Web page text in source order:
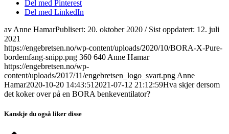
Del med Pinterest
Del med LinkedIn
av Anne HamarPublisert: 20. oktober 2020 / Sist oppdatert: 12. juli
2021
https://engebretsen.no/wp-content/uploads/2020/10/BORA-X-Pure-
bordemfang-snipp.png 360 640 Anne Hamar
https://engebretsen.no/wp-
content/uploads/2017/11/engebretsen_logo_svart.png Anne
Hamar2020-10-20 14:43:51 2021-07-12 21:12:59Hva skjer dersom
det koker over på en BORA benkeventilator?
Kanskje du også liker disse